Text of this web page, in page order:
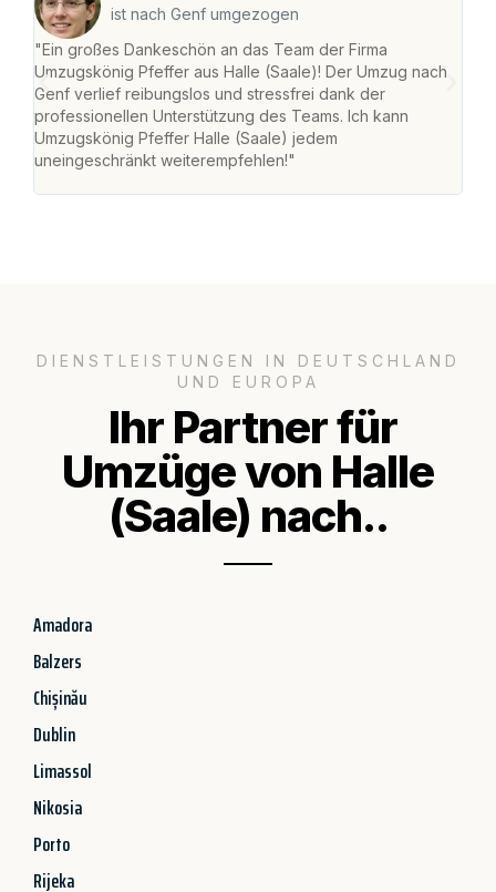
ist nach Genf umgezogen
"Ein großes Dankeschön an das Team der Firma
Umzugskönig Pfeffer aus Halle (Saale)! Der Umzug nach
Genf verlief reibungslos und stressfrei dank der
professionellen Unterstützung des Teams. Ich kann
Umzugskönig Pfeffer Halle (Saale) jedem
uneingeschränkt weiterempfehlen!"
DIENSTLEISTUNGEN IN DEUTSCHLAND
UND EUROPA
Ihr Partner für
Umzüge von Halle
(Saale) nach..
Amadora
Balzers
Chișinău
Dublin
Limassol
Nikosia
Porto
Rijeka